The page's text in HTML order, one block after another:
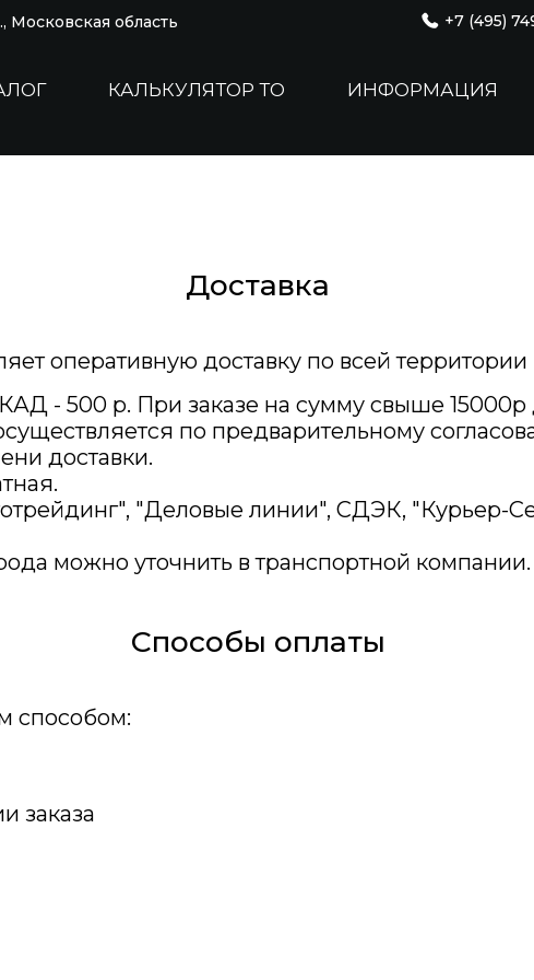
Московская область +7 (495)
КАЛЬКУЛЯТОР ТО ИНФОРМАЦИЯ
Доставка
оперативную доставку по всей
- 500 р. При заказе на сумму свыше 15000р
по предварительному
доставки.
"Деловые линии", СДЭК, "Курьер-
можно уточнить в транспортной
Способы оплаты
способом:
заказа